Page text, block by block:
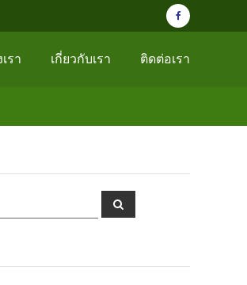
facebook
รา เกี่ยวกับเรา ติดต่อเรา
Search